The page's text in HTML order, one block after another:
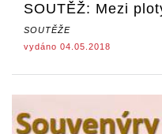
SOUTĚŽ: Mezi
SOUTĚŽE
vydáno 04.05.2018